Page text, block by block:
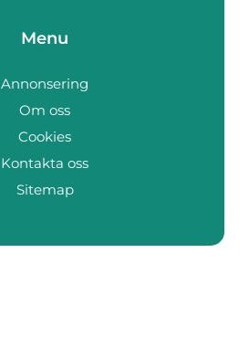
Menu
Annonsering
Om oss
Cookies
Kontakta oss
Sitemap